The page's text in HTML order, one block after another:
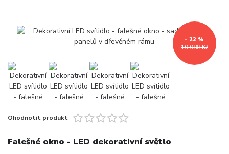
19 988 Kč
- 22 %
Ohodnotit produkt
Falešné okno - LED dekorativní světlo